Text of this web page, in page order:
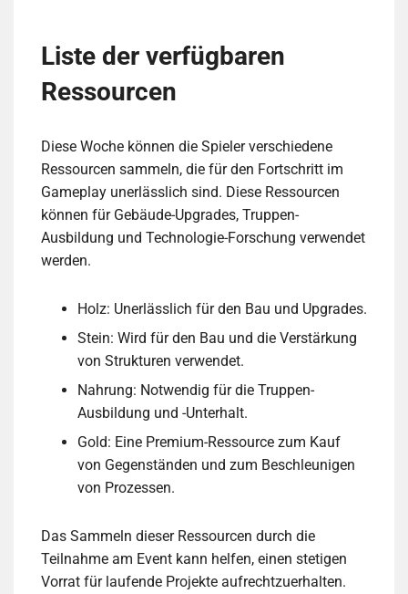
Liste der verfügbaren
Ressourcen
Diese Woche können die Spieler verschiedene
Ressourcen sammeln, die für den Fortschritt im
Gameplay unerlässlich sind. Diese Ressourcen
können für Gebäude-Upgrades, Truppen-
Ausbildung und Technologie-Forschung verwendet
werden.
Holz: Unerlässlich für den Bau und Upgrades.
Stein: Wird für den Bau und die Verstärkung
von Strukturen verwendet.
Nahrung: Notwendig für die Truppen-
Ausbildung und -Unterhalt.
Gold: Eine Premium-Ressource zum Kauf
von Gegenständen und zum Beschleunigen
von Prozessen.
Das Sammeln dieser Ressourcen durch die
Teilnahme am Event kann helfen, einen stetigen
Vorrat für laufende Projekte aufrechtzuerhalten.